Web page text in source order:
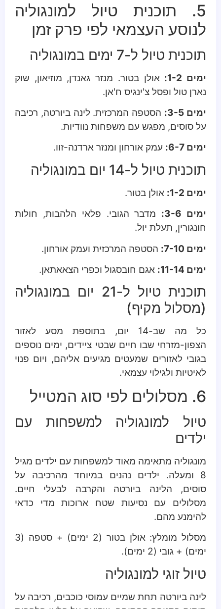
5. תוכנית טיול למונגוליה
לנוסע העצמאי לפי פרק זמן
תוכנית טיול ל-7 ימים במונגוליה
ימים 1-2:
אולן בטור. מנזר גאנדן, מוזיאון, שוק
נארן טול ופסל צ'ינגיס ח'אן.
ימים 3-5:
הסטפה המרכזית. לינה ביורטה, רכיבה
על סוסים, מפגש עם משפחות נוודיות.
ימים 6-7:
עמק אורחון ומנזר ארדנה-זוו.
תוכנית טיול ל-14 יום במונגוליה
ימים 1-2:
אולן בטור.
ימים 3-6:
מדבר הגובי. פלאי הלהבות, חולות
חונגורין, תעלת יול.
ימים 7-10:
הסטפה המרכזית ועמק אורחון.
ימים 11-14:
אגם חובסגול וכפרי הצאאתאן.
תוכנית טיול ל-21 יום במונגוליה
(מסלול מקיף)
כל מה שב-14 יום, בתוספת מסע לאזור
הצפון-מזרחי שבו חיים שבטי ציידים, ימים נוספים
בגובי לאזורים שמעטים מגיעים אליהם, ויום פנוי
לאיטיות ולגילוי עצמאי.
6. מסלולים לפי סוג המטייל
טיול למונגוליה למשפחות עם
ילדים
מונגוליה מתאימה מאוד למשפחות עם ילדים מגיל
8 ומעלה. ילדים נהנים במיוחד מהרכיבה על
סוסים, הלינה ביורטה והקרבה לבעלי חיים.
מסלולים עם נסיעות שטח ארוכות מדי כדאי
להימנע מהם.
מסלול מומלץ: אולן בטור (2 ימים) + סטפה (3
ימים) + גובי (2 ימים).
טיול זוגי למונגוליה
לינה ביורטה תחת שמיים עמוסי כוכבים, רכיבה על